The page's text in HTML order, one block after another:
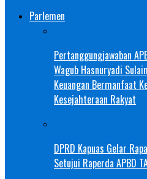
Parlemen
Pertanggungjawaban
Wagub Hasnuryadi
Keuangan Bermanfaat
Kesejahteraan Rakyat
DPRD Kapuas Gelar
Setujui Raperda APBD